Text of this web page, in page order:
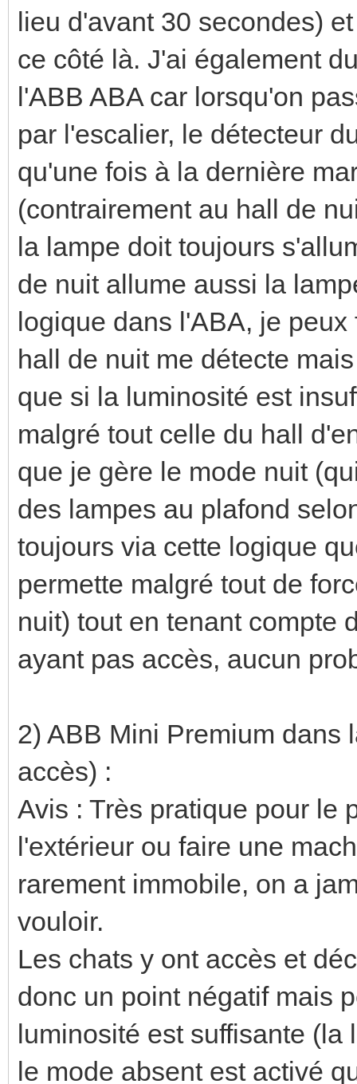
lieu d'avant 30 secondes)
ce côté là. J'ai également
l'ABB ABA car lorsqu'on
par l'escalier, le détecteur
qu'une fois à la dernière
(contrairement au hall de
la lampe doit toujours
de nuit allume aussi la
logique dans l'ABA, je
hall de nuit me détecte
que si la luminosité est
malgré tout celle du hall
que je gère le mode nuit
des lampes au plafond
toujours via cette logique
permette malgré tout de
nuit) tout en tenant compte
ayant pas accès, aucun
2) ABB Mini Premium dans
accès) :
Avis : Très pratique pour le
l'extérieur ou faire une
rarement immobile, on a
vouloir.
Les chats y ont accès et
donc un point négatif mais
luminosité est suffisante
le mode absent est activé